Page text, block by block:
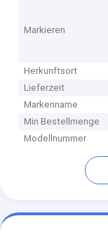
Markieren
Herkunftsort
Lieferzeit
Markenname
Min Bestellmenge
Modellnummer